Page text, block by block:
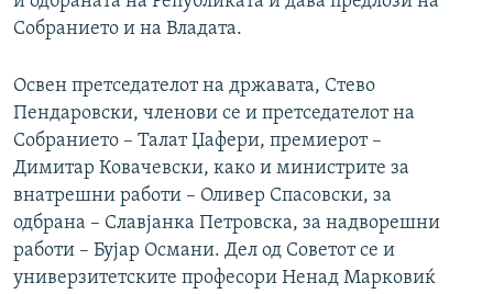
Собранието и на Владата.
Освен претседателот на државата, Стево
Пендаровски, членови се и претседателот на
Собранието – Талат Џафери, премиерот –
Димитар Ковачевски, како и министрите за
внатрешни работи – Оливер Спасовски, за
одбрана – Славјанка Петровска, за надворешни
работи – Бујар Османи. Дел од Советот се и
универзитетските професори Ненад Марковиќ